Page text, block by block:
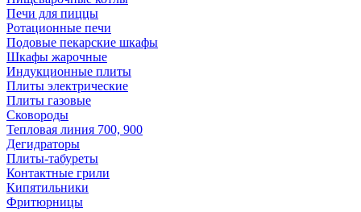
Печи для пиццы
Ротационные печи
Подовые пекарские шкафы
Шкафы жарочные
Индукционные плиты
Плиты электрические
Плиты газовые
Сковороды
Тепловая линия 700, 900
Дегидраторы
Плиты-табуреты
Контактные грили
Кипятильники
Фритюрницы